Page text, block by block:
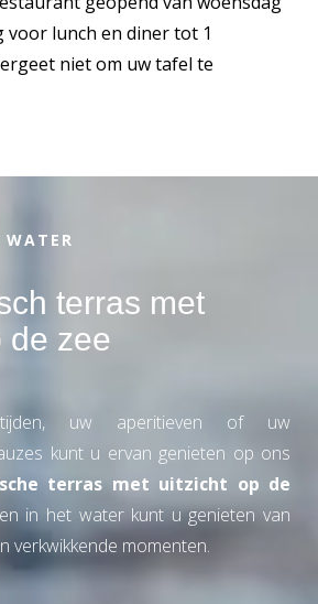
voor lunch en diner tot 1
niet om uw tafel te
terras met
de zee
uw aperitieven of uw
kunt u ervan genieten op ons
terras met uitzicht op de
in het water kunt u genieten van
verkwikkende momenten.